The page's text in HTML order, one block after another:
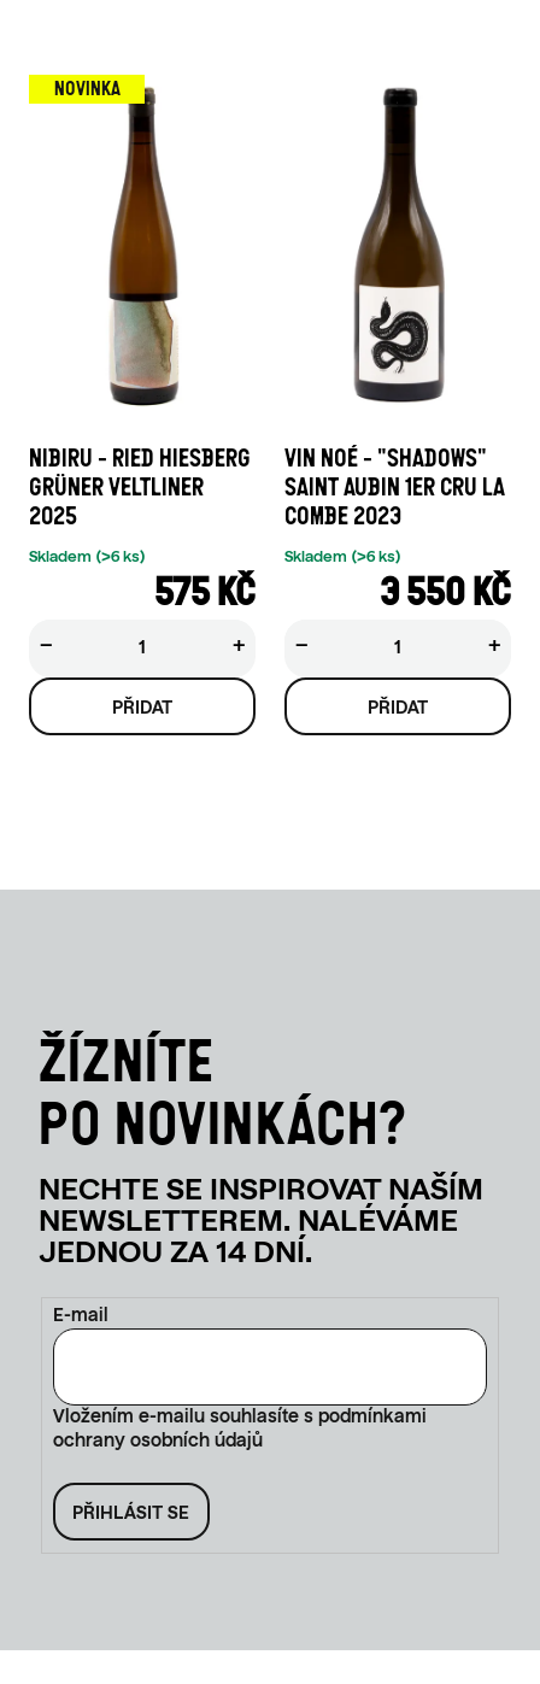
NOVINKA
NIBIRU - RIED HIESBERG
GRÜNER VELTLINER
2025
575 KČ
Skladem (>6 ks)
+
−
VIN NOÉ - "SHADOWS"
SAINT AUBIN 1ER CRU LA
COMBE 2023
3 550 KČ
Skladem (>6 ks)
+
−
E-mail
Vložením e-mailu souhlasíte s podmínkami
ochrany osobních údajů
PŘIHLÁSIT SE